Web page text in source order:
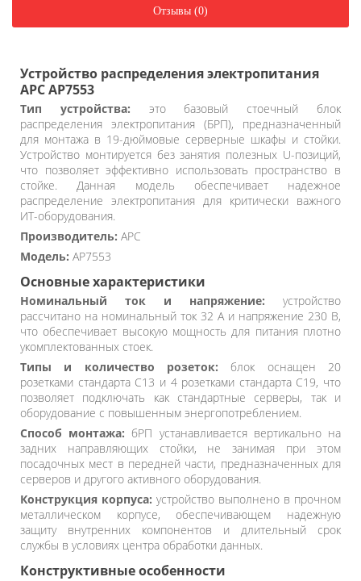
Отзывы (0)
Устройство распределения электропитания
APC AP7553
Тип устройства: это базовый стоечный блок
распределения электропитания (БРП), предназначенный
для монтажа в 19-дюймовые серверные шкафы и стойки.
Устройство монтируется без занятия полезных U-позиций,
что позволяет эффективно использовать пространство в
стойке. Данная модель обеспечивает надежное
распределение электропитания для критически важного
ИТ-оборудования.
Производитель: APC
Модель: AP7553
Основные характеристики
Номинальный ток и напряжение: устройство
рассчитано на номинальный ток 32 А и напряжение 230 В,
что обеспечивает высокую мощность для питания плотно
укомплектованных стоек.
Типы и количество розеток: блок оснащен 20
розетками стандарта C13 и 4 розетками стандарта C19, что
позволяет подключать как стандартные серверы, так и
оборудование с повышенным энергопотреблением.
Способ монтажа: бРП устанавливается вертикально на
задних направляющих стойки, не занимая при этом
посадочных мест в передней части, предназначенных для
серверов и другого активного оборудования.
Конструкция корпуса: устройство выполнено в прочном
металлическом корпусе, обеспечивающем надежную
защиту внутренних компонентов и длительный срок
службы в условиях центра обработки данных.
Конструктивные особенности